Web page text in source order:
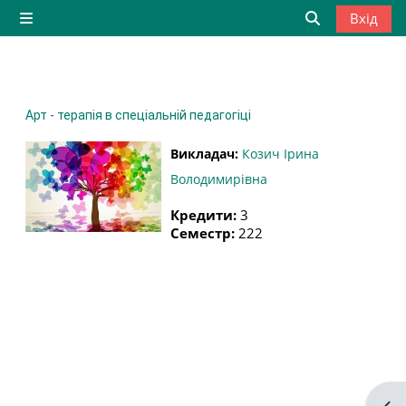
Перейти до головного вмісту
Бокова панель
Вхід
Арт - терапія в спеціальній педагогіці
Викладач: Козич Ірина
Володимирівна
Кредити:3
Семестр:222